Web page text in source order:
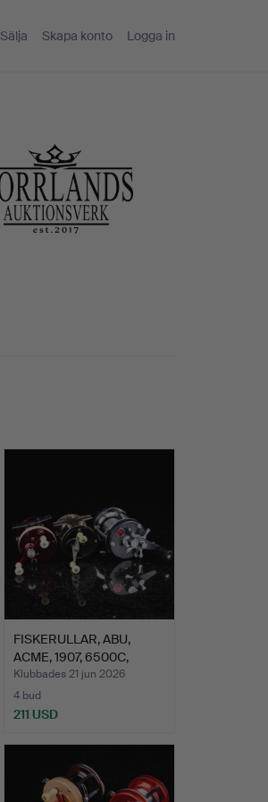
Sälja Skapa konto Logga in
FISKERULLAR, ABU,
ACME, 1907, 6500C,
1750A…
Klubbades 21 jun 2026
4 bud
211 USD